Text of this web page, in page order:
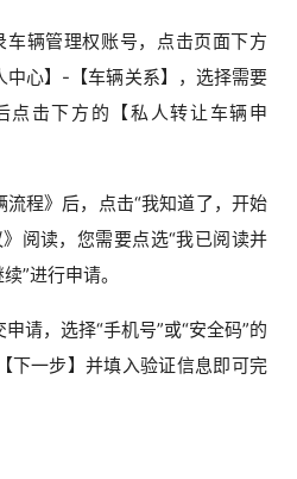
车辆管理权账号，点击页面下方
中心】-【车辆关系】，选择需要
点击下方的【私人转让车辆申
程》后，点击“我知道了，开始
阅读，您需要点选“我已阅读并
”进行申请。
请，选择“手机号”或“安全码”的
下一步】并填入验证信息即可完